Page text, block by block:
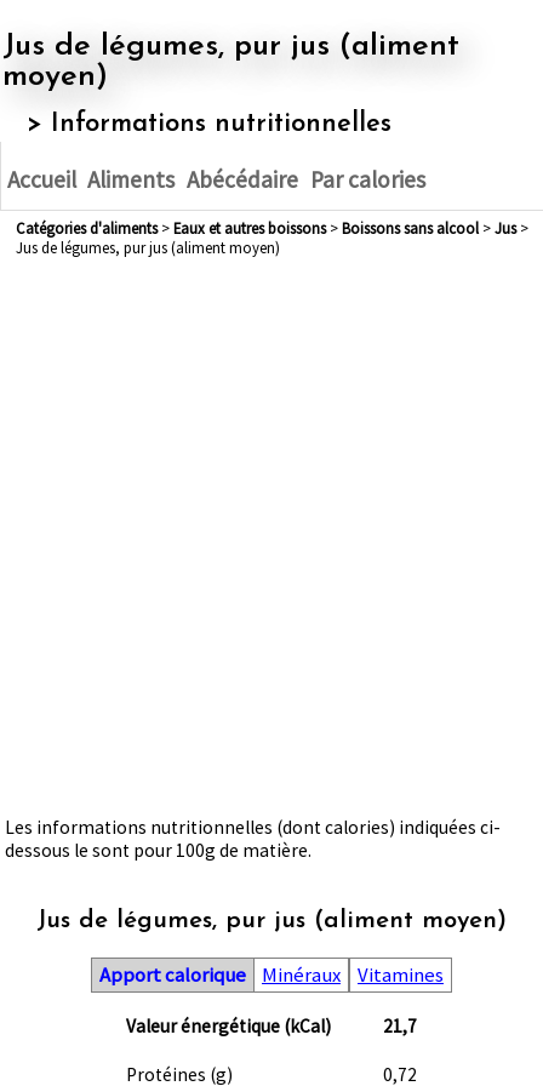
Jus de légumes, pur jus (aliment
moyen)
> Informations nutritionnelles
Accueil Aliments Abécédaire Par calories
Catégories d'aliments> eaux et autres boissons> boissons sans alcool> jus>
Jus de légumes, pur jus (aliment moyen)
Les informations nutritionnelles (dont calories) indiquées ci-
dessous le sont pour 100g de matière.
Jus de légumes, pur jus (aliment moyen)
Apport calorique Minéraux Vitamines
Valeur énergétique (kCal) 21,7
Protéines (g) 0,72